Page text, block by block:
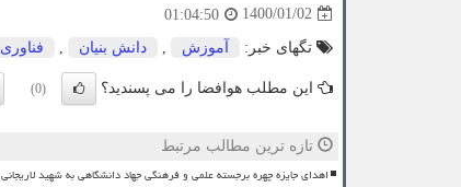
1400/01/02
01:04:50
تگهای خبر: آموزش دانش بنیان فناوری
این مطلب هوافضا را می پسندید؟ (0)
تازه ترین مطالب مرتبط
اهدای جایزه چهره برجسته علمی و فرهنگی جهاد دانشگاهی به شهید لاریجانی